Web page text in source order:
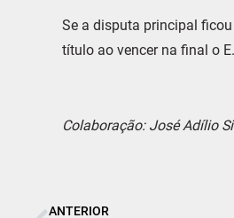
Se a disputa principal
título ao vencer na final o
Colaboração: José Adílio
ANTERIOR